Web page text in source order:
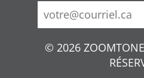
© 2026